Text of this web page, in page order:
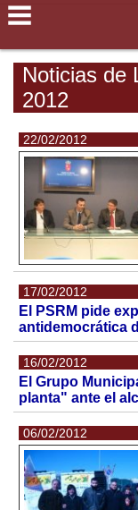
Noticias de
2012
22/02/2012
17/02/2012
El PSRM pide
antidemocrática
16/02/2012
El Grupo
planta" ante el
06/02/2012